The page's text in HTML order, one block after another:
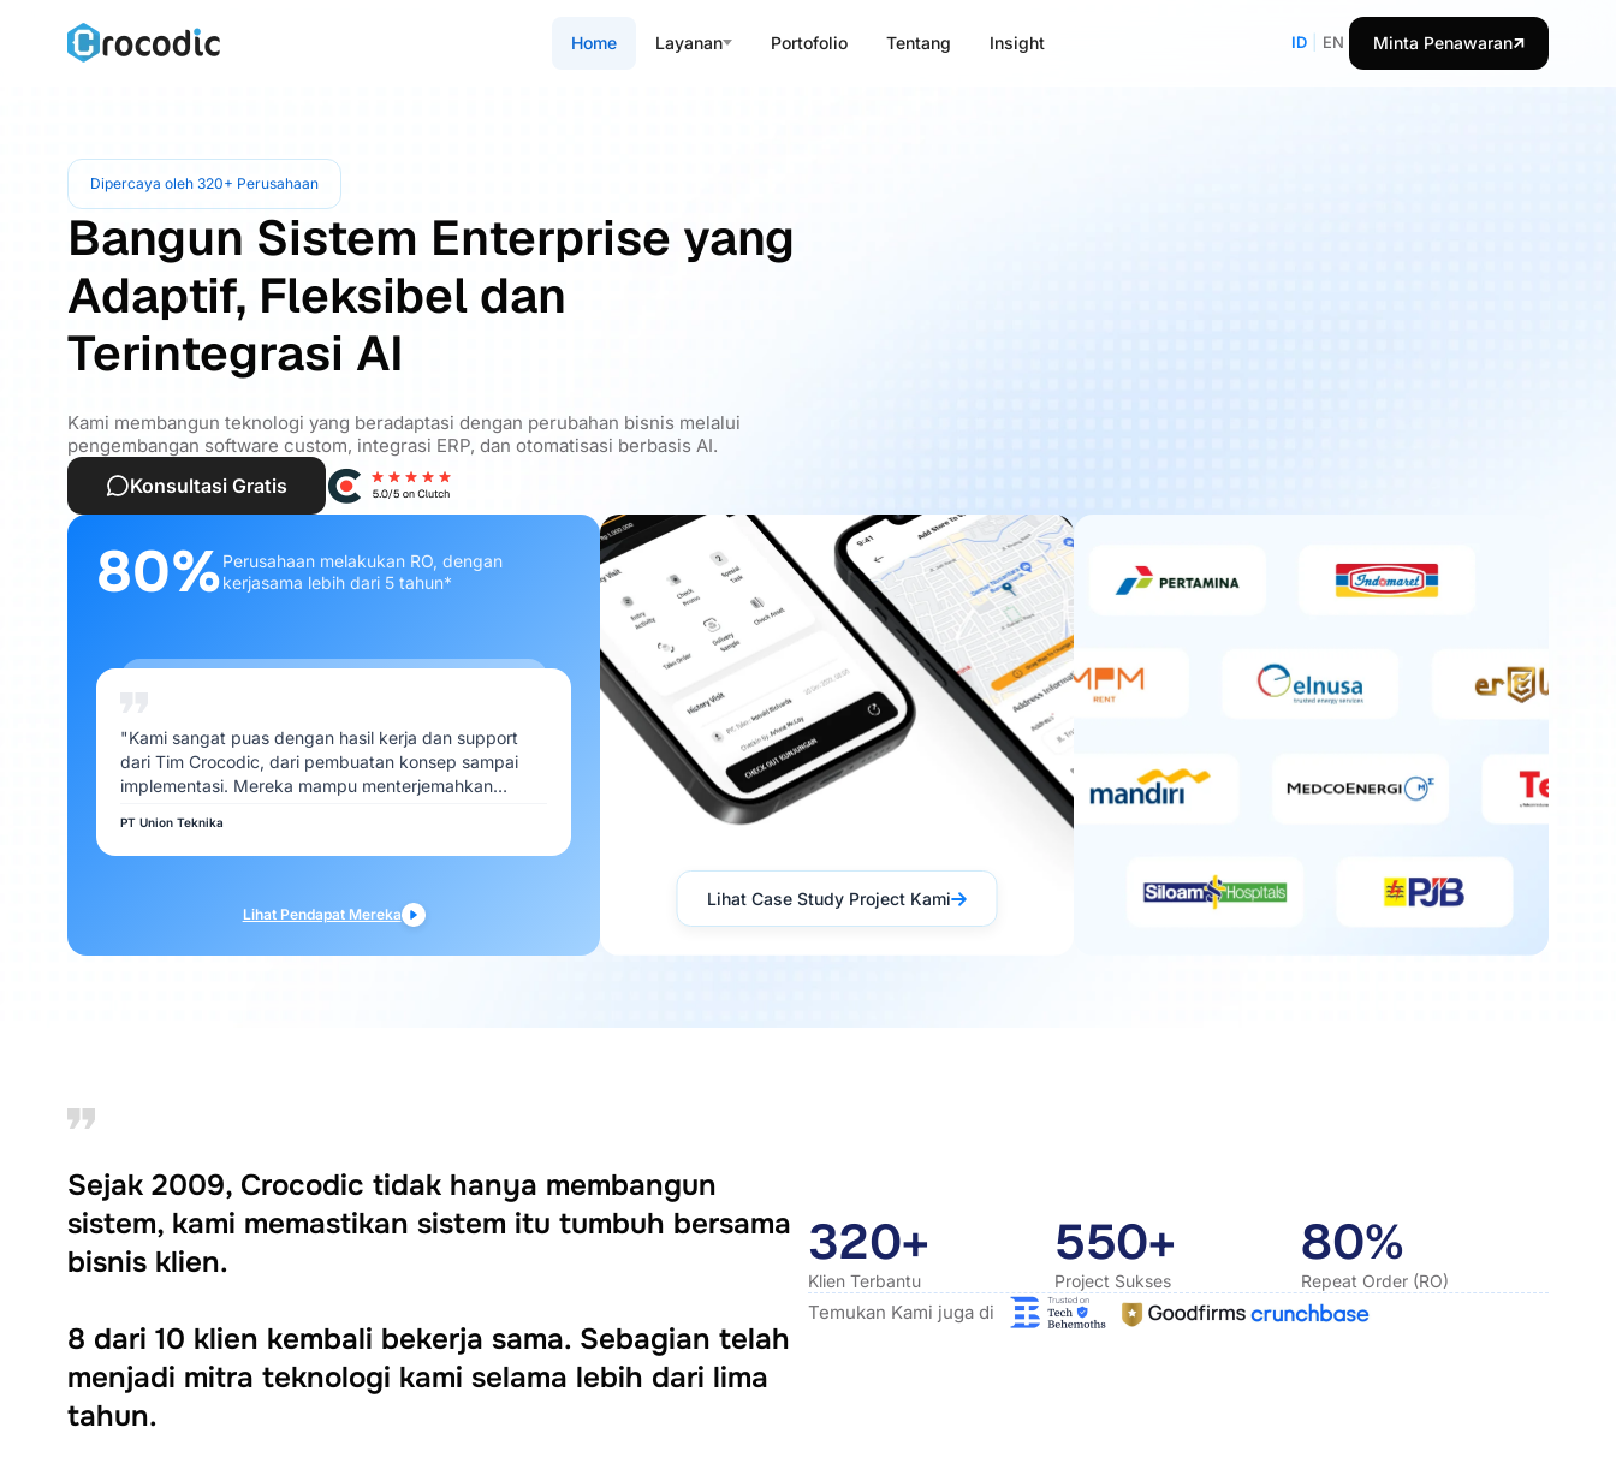
Home Layanan Portofolio Tentang Insight ID EN Minta Penawaran
Dipercaya oleh 320+ Perusahaan
Bangun Sistem Enterprise yang
Adaptif, Fleksibel dan
Terintegrasi AI
Kami membangun teknologi yang beradaptasi dengan perubahan bisnis melalui
pengembangan software custom, integrasi ERP, dan otomatisasi berbasis AI.
Konsultasi Gratis
80%Perusahaan melakukan RO, dengan
kerjasama lebih dari 5 tahun*
"Kami sangat puas dengan hasil kerja dan support
dari Tim Crocodic, dari pembuatan konsep sampai
implementasi. Mereka mampu menterjemahkan
PT Union Teknika
Lihat Pendapat Mereka
Lihat Case Study Project Kami
Sejak 2009, Crocodic tidak hanya membangun
sistem, kami memastikan sistem itu tumbuh bersama
bisnis klien.
8 dari 10 klien kembali bekerja sama. Sebagian telah
menjadi mitra teknologi kami selama lebih dari lima
tahun.
320+
Klien Terbantu
550+
Project Sukses
80%
Repeat Order (RO)
Temukan Kami juga di